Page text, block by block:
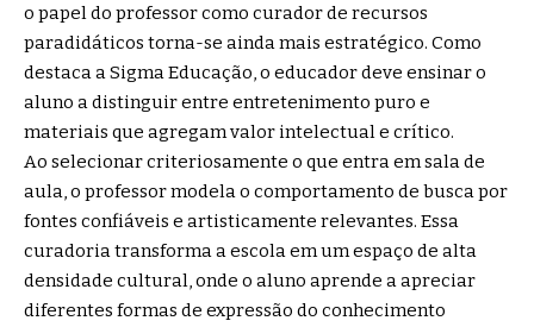
o papel do professor como curador de recursos
paradidáticos torna-se ainda mais estratégico. Como
destaca a Sigma Educação, o educador deve ensinar o
aluno a distinguir entre entretenimento puro e
materiais que agregam valor intelectual e crítico.
Ao selecionar criteriosamente o que entra em sala de
aula, o professor modela o comportamento de busca por
fontes confiáveis e artisticamente relevantes. Essa
curadoria transforma a escola em um espaço de alta
densidade cultural, onde o aluno aprende a apreciar
diferentes formas de expressão do conhecimento